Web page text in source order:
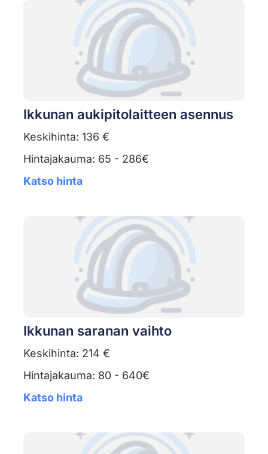
Ikkunan aukipitolaitteen asennus
Keskihinta: 136 €
Hintajakauma: 65 - 286€
Katso hinta
Ikkunan saranan vaihto
Keskihinta: 214 €
Hintajakauma: 80 - 640€
Katso hinta